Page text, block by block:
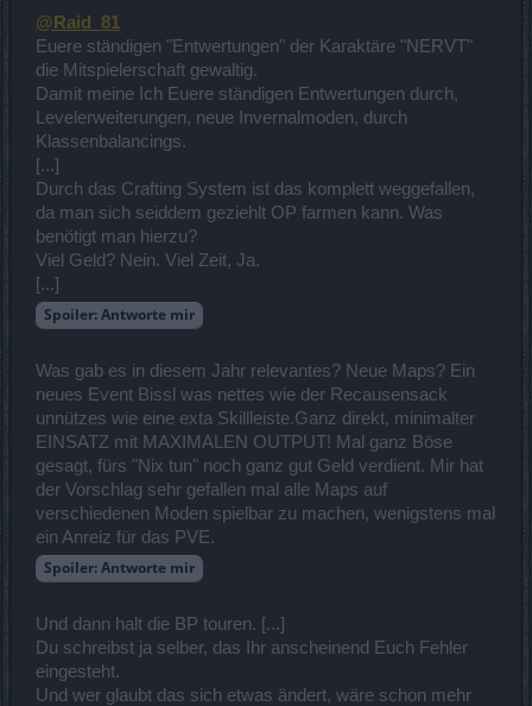
@Raid_81
Euere ständigen "Entwertungen" der Karaktäre "NERVT"
die Mitspielerschaft gewaltig.
Damit meine Ich Euere ständigen Entwertungen durch,
Levelerweiterungen, neue Invernalmoden, durch
Klassenbalancings.
[...]
Durch das Crafting System ist das komplett weggefallen,
da man sich seiddem geziehlt OP farmen kann. Was
benötigt man hierzu?
Viel Geld? Nein. Viel Zeit, Ja.
[...]
Spoiler:Antworte mir
Was gab es in diesem Jahr relevantes? Neue Maps? Ein
neues Event Bissl was nettes wie der Recausensack
unnützes wie eine exta Skillleiste.Ganz direkt, minimalter
EINSATZ mit MAXIMALEN OUTPUT! Mal ganz Böse
gesagt, fürs "Nix tun" noch ganz gut Geld verdient. Mir hat
der Vorschlag sehr gefallen mal alle Maps auf
verschiedenen Moden spielbar zu machen, wenigstens mal
ein Anreiz für das PVE.
Spoiler:Antworte mir
Und dann halt die BP touren. [...]
Du schreibst ja selber, das Ihr anscheinend Euch Fehler
eingesteht.
Und wer glaubt das sich etwas ändert, wäre schon mehr